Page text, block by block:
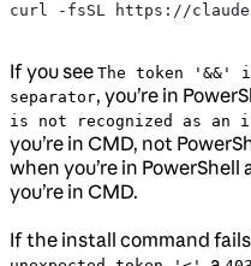
curl -fsSL https://
If you see The token '&&'
separator, you’re in
is not recognized as an
you’re in CMD, not
when you’re in PowerShell
you’re in CMD.
If the install command